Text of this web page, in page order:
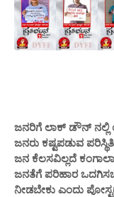
ಜನರಿಗೆ ಲಾಕ್ ಡೌನ್ ನಲ್ಲಿ
ಜನರು ಕಷ್ಟಪಡುವ
ಜನ ಕೆಲಸವಿಲ್ಲದೆ
ಜನತೆಗೆ ಪರಿಹಾರ
ನೀಡಬೇಕು ಎಂದು